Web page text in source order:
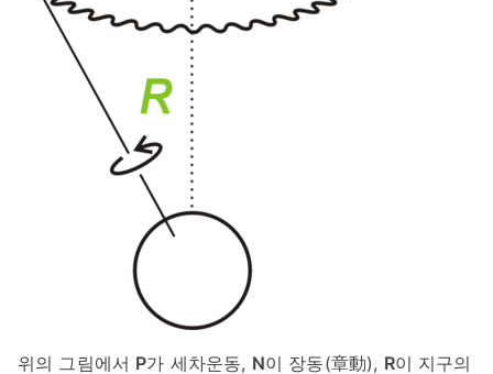
위의 그림에서 P가 세차운동, N이 장동(章動), R이 지구의